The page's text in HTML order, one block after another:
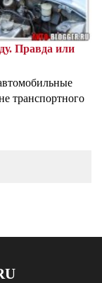
Правда или
транспортного